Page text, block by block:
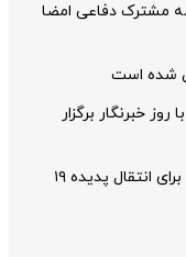
مشترک دفاعی امضا
شده است
خبرنگار برگزار
پایان جنجال؛ توافق رئال و لایپزیش برای انتقال پدیده ۱۹